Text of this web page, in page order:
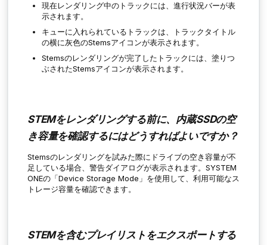
現在レンダリング中のトラックには、進行状況バーが表
示されます。
キューに入れられているトラックは、トラックタイトル
の横に灰色のStemsアイコンが表示されます。
Stemsのレンダリングが完了したトラックには、塗りつ
ぶされたStemsアイコンが表示されます。
STEMをレンダリングする前に、内蔵SSDの空
き容量を確認するにはどうすればよいですか？
Stemsのレンダリングを試みた際にドライブの空き容量が不
足している場合、警告ダイアログが表示されます。SYSTEM
ONEの「Device Storage Mode」を使用して、利用可能なス
トレージ容量を確認できます。
STEMを含むプレイリストをエクスポートする